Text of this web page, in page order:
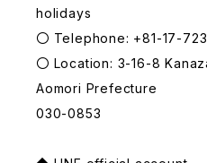
holidays
〇 Telephone: +81-17-
〇 Location: 3-16-8
Aomori Prefecture
030-0853